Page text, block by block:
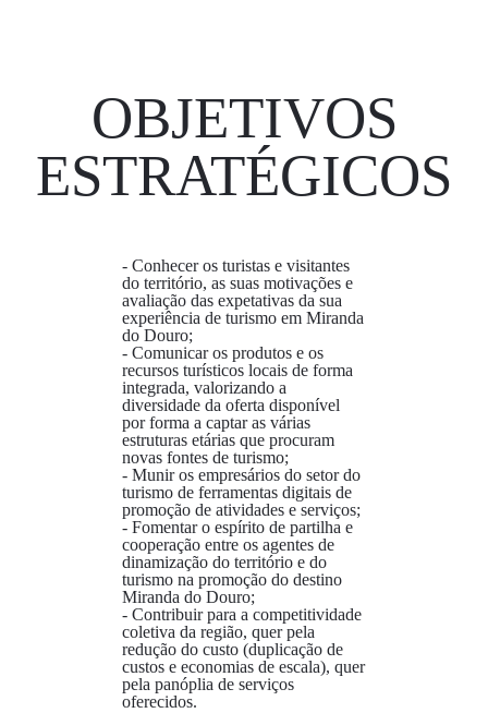
OBJETIVOS
ESTRATÉGICOS
- Conhecer os turistas e visitantes
do território, as suas motivações e
avaliação das expetativas da sua
experiência de turismo em Miranda
do Douro;
- Comunicar os produtos e os
recursos turísticos locais de forma
integrada, valorizando a
diversidade da oferta disponível
por forma a captar as várias
estruturas etárias que procuram
novas fontes de turismo;
- Munir os empresários do setor do
turismo de ferramentas digitais de
promoção de atividades e serviços;
- Fomentar o espírito de partilha e
cooperação entre os agentes de
dinamização do território e do
turismo na promoção do destino
Miranda do Douro;
- Contribuir para a competitividade
coletiva da região, quer pela
redução do custo (duplicação de
custos e economias de escala), quer
pela panóplia de serviços
oferecidos.